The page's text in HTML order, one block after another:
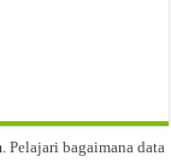
Pelajari bagaimana data